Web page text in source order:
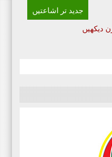
جدید تر اشاعتیں
دیکھیں
کا دور ہے۔
کے بہترین
کی اہمیت سے
سکتا۔سعید
تحریک فیصل